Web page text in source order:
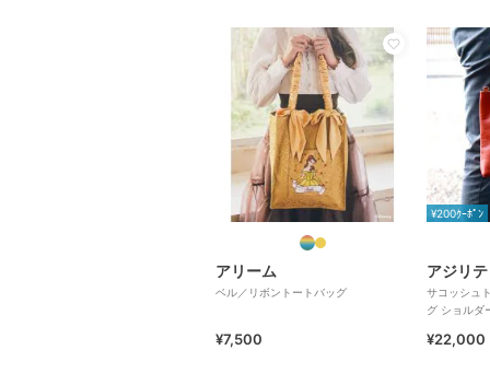
アリーム
ベル／リボントートバッグ
¥7,500
¥200ｸｰﾎﾟﾝ
アジリ
サコッシュ
グ ショルダ
¥22,000